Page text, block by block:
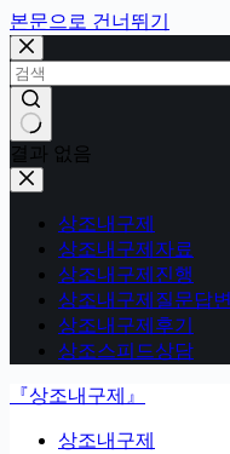
본문으로 건너뛰기
결과 없음
상조내구제
상조내구제자료
상조내구제진행
상조내구제질문답변
상조내구제후기
상조스피드상담
『상조내구제』
상조내구제